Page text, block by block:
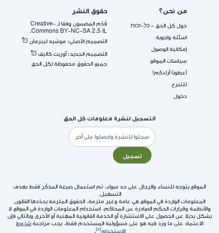
من نحن؟
حول كل الحق - כל-זכות
اسئلة واجوبة
إمكانية الوصول
سياسات الموقع
أعطونا آراءكم!
للتبرع
دخول
حقوق النشر
قُدِّم المضمون وفقا لـ -Creative
Commons BY-NC-SA 2.5 IL.
التصميم الأصلي: موشيه ليبرمان
التصميم الجديد: أوريت كاليڤ
جميع الحقوق محفوظة لكل الحق
التسجيل لنشرة معلومات كل الحق
البريد
الإلكتروني
تسجيل
الموقع يتوجه للنساء والرجال على حد سواء. تم استعمال صيغة المذكّر فقط بهدف
التسهيل.
المعلومات الواردة في الموقع هي عامة وغير ملزمة. الحقوق الملزمة يحدّدها القانون
والأنظمة وقرارات الحكم الصادرة عن المحاكم. استخدام المعلومات الواردة في الموقع لا
يشكل بديلا عن الحصول على الاستشارة أو الخدمة القانونية المهنية أو الأخرى وبالتالي فإن
الاعتماد على ما ورد فيه هو على مسؤولية المستخدم فقط. يجب مراجعة شروط
الاستخدام
.